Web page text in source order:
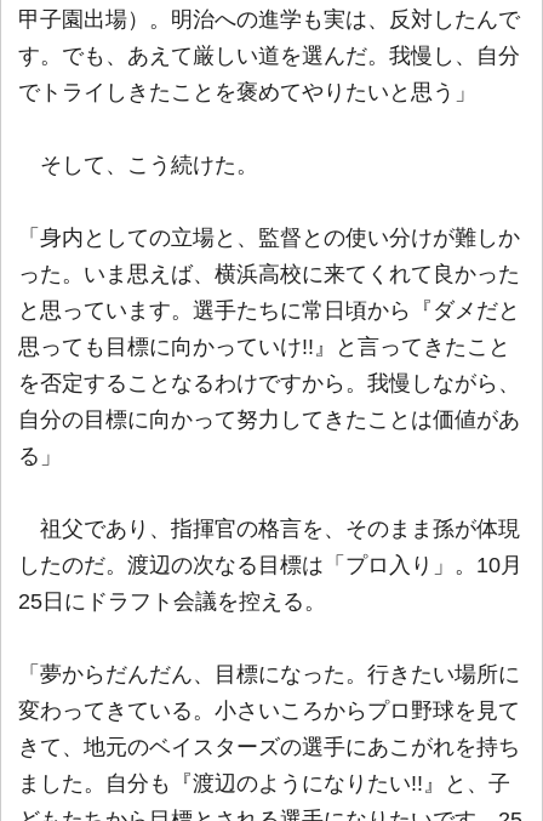
甲子園出場）。明治への進学も実は、反対したんで
す。でも、あえて厳しい道を選んだ。我慢し、自分
でトライしきたことを褒めてやりたいと思う」
そして、こう続けた。
「身内としての立場と、監督との使い分けが難しか
った。いま思えば、横浜高校に来てくれて良かった
と思っています。選手たちに常日頃から『ダメだと
思っても目標に向かっていけ!!』と言ってきたこと
を否定することなるわけですから。我慢しながら、
自分の目標に向かって努力してきたことは価値があ
る」
祖父であり、指揮官の格言を、そのまま孫が体現
したのだ。渡辺の次なる目標は「プロ入り」。10月
25日にドラフト会議を控える。
「夢からだんだん、目標になった。行きたい場所に
変わってきている。小さいころからプロ野球を見て
きて、地元のベイスターズの選手にあこがれを持ち
ました。自分も『渡辺のようになりたい!!』と、子